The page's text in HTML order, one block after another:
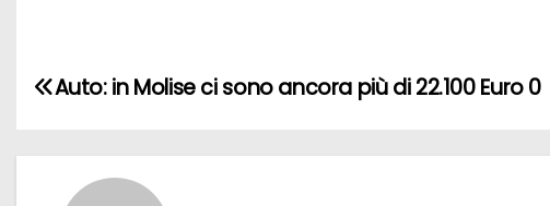
e
b
o
o
o
d
o
n
l di
vi
di
NAuto: in Molise ci sono ancora più di 22.100 Euro 0